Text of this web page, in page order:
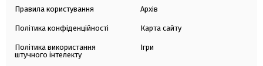
Правила користування
Політика конфіденційності
Політика використання
штучного інтелекту
Архів
Карта сайту
Ігри